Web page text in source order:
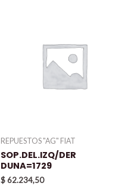
REPUESTOS "AG" FIAT
SOP.DEL.IZQ/DER
DUNA=1729
$62.234,50